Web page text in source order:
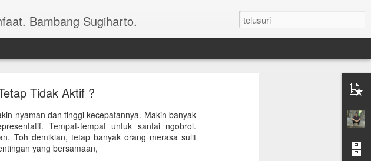
Bambang Sugiharto.
Tidak Aktif ?
nyaman dan tinggi kecepatannya. Makin banyak
Tempat-tempat untuk santai ngobrol.
Toh demikian, tetap banyak orang merasa sulit
yang bersamaan,